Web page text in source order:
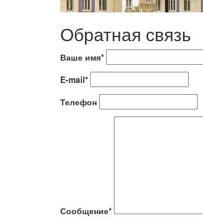
Обратная связь
Ваше имя*
E-mail*
Телефон
Сообщение*